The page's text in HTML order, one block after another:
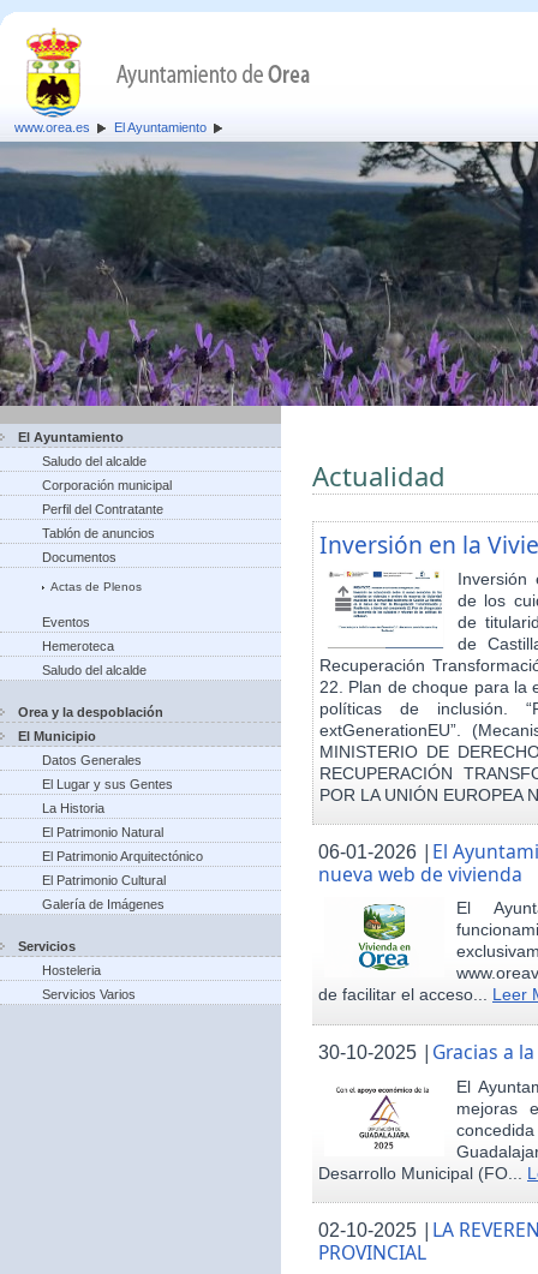
www.orea.es El Ayuntamiento
El Ayuntamiento
Saludo del alcalde
Corporación municipal
Perfil del Contratante
Tablón de anuncios
Documentos
Actas de Plenos
Eventos
Hemeroteca
Saludo del alcalde
Orea y la despoblación
El Municipio
Datos Generales
El Lugar y sus Gentes
La Historia
El Patrimonio Natural
El Patrimonio Arquitectónico
El Patrimonio Cultural
Galería de Imágenes
Servicios
Hosteleria
Servicios Varios
Actualidad
Inversión en la
Inversión
de los
de
de
Recuperación
22. Plan de choque para la
políticas de inclusión.
extGenerationEU”.
MINISTERIO DE
RECUPERACIÓN
POR LA UNIÓN EUROPEA
06-01-2026 | El
nueva web de vivienda
El
de facilitar el acceso... Leer
30-10-2025 | Gracias a
El
mejoras
Desarrollo Municipal (FO...
02-10-2025 | LA
PROVINCIAL